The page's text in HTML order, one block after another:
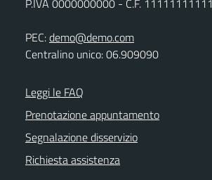
P.IVA 0000000000 - C.F. 11111111111
PEC:demo@demo.com
Centralino unico: 06.909090
Leggi le FAQ
Prenotazione appuntamento
Segnalazione disservizio
Richiesta assistenza